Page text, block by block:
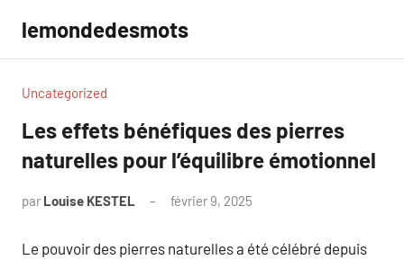
contenu
lemondedesmots
Uncategorized
Les effets bénéfiques des pierres
naturelles pour l’équilibre émotionnel
par Louise KESTEL février 9, 2025
Le pouvoir des pierres naturelles a été célébré depuis